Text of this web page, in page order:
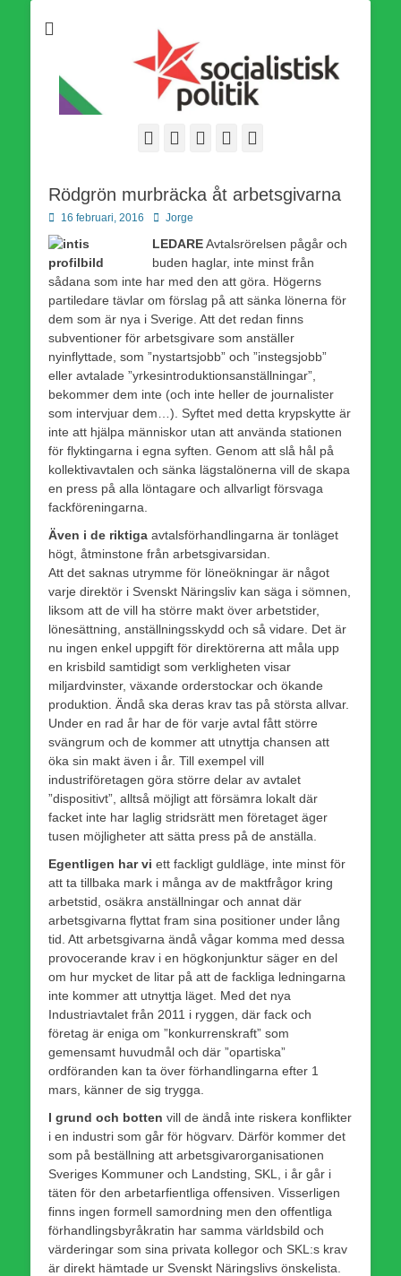
världsomfattande socialistiska Fjärde Internationalen och en viktig
tillgång i kampen för en socialistisk framtid!
FacebookWebbflöde
Instagram
Rödgrön murbräcka åt arbetsgivarna
Publicerad
den
16 februari, 2016 Författare
Jorge
LEDAREAvtalsrörelsen pågår och
buden haglar, inte minst från
sådana som inte har med den att göra. Högerns
partiledare tävlar om förslag på att sänka lönerna för
dem som är nya i Sverige. Att det redan finns
subventioner för arbetsgivare som anställer
nyinflyttade, som ”nystartsjobb” och ”instegsjobb”
eller avtalade ”yrkesintroduktionsanställningar”,
bekommer dem inte (och inte heller de journalister
som intervjuar dem…). Syftet med detta krypskytte är
inte att hjälpa människor utan att använda stationen
för flyktingarna i egna syften. Genom att slå hål på
kollektivavtalen och sänka lägstalönerna vill de skapa
en press på alla löntagare och allvarligt försvaga
fackföreningarna.
Även i de riktiga avtalsförhandlingarna är tonläget
högt, åtminstone från arbetsgivarsidan.
Att det saknas utrymme för löneökningar är något
varje direktör i Svenskt Näringsliv kan säga i sömnen,
liksom att de vill ha större makt över arbetstider,
lönesättning, anställningsskydd och så vidare. Det är
nu ingen enkel uppgift för direktörerna att måla upp
en krisbild samtidigt som verkligheten visar
miljardvinster, växande orderstockar och ökande
produktion. Ändå ska deras krav tas på största allvar.
Under en rad år har de för varje avtal fått större
svängrum och de kommer att utnyttja chansen att
öka sin makt även i år. Till exempel vill
industriföretagen göra större delar av avtalet
”dispositivt”, alltså möjligt att försämra lokalt där
facket inte har laglig strids­rätt men företaget äger
tusen möjligheter att sätta press på de anställa.
Egentligen har vi ett fackligt guldläge, inte minst för
att ta tillbaka mark i många av de maktfrågor kring
arbetstid, osäkra anställningar och annat där
arbetsgivarna flyttat fram sina positioner under lång
tid. Att arbetsgivarna ändå vågar komma med dessa
provocerande krav i en högkonjunktur säger en del
om hur mycket de litar på att de fackliga ledningarna
inte kommer att utnyttja läget. Med det nya
Industriavtalet från 2011 i ryggen, där fack och
företag är eniga om ”konkurrenskraft” som
gemensamt huvudmål och där ”opartiska”
ordföranden kan ta över förhandlingarna efter 1
mars, känner de sig trygga.
I grund och botten vill de ändå inte riskera konflikter
i en industri som går för högvarv. Därför kommer det
som på beställning att arbetsgivarorganisationen
Sveriges Kommuner och Landsting, SKL, i år går i
täten för den arbetarfientliga offensiven. Visserligen
finns ingen formell samordning men den offentliga
förhandlingsbyråkratin har samma världsbild och
värderingar som sina privata kollegor och SKL:s krav
är direkt hämtade ur Svenskt Näringslivs önskelista.